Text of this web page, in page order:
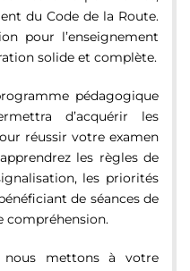
du Code de la Route.
pour l’enseignement
solide et complète.
pédagogique
d’acquérir les
réussir votre examen
les règles de
les priorités
de séances de
compréhension.
nous mettons à votre